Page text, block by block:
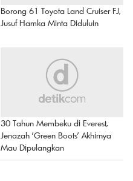
Borong 61 Toyota Land Cruiser FJ,
Jusuf Hamka Minta Diduluin
30 Tahun Membeku di Everest,
Jenazah 'Green Boots' Akhirnya
Mau Dipulangkan